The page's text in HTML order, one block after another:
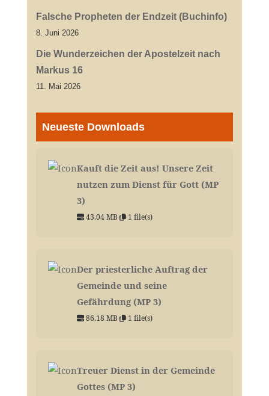
Falsche Propheten der Endzeit (Buchinfo)
8. Juni 2026
Die Wunderzeichen der Apostelzeit nach
Markus 16
11. Mai 2026
Neueste Downloads
Kauft die Zeit aus! Unsere Zeit
nutzen zum Dienst für Gott (MP
3)
43.04 MB 1 file(s)
Der priesterliche Auftrag der
Gemeinde und seine
Gefährdung (MP 3)
86.18 MB 1 file(s)
Treuer Dienst in der Gemeinde
Gottes (MP 3)